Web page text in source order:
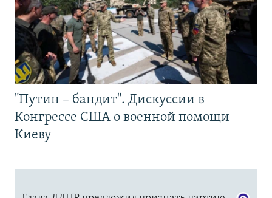
"Путин – бандит". Дискуссии в
Конгрессе США о военной помощи
Киеву